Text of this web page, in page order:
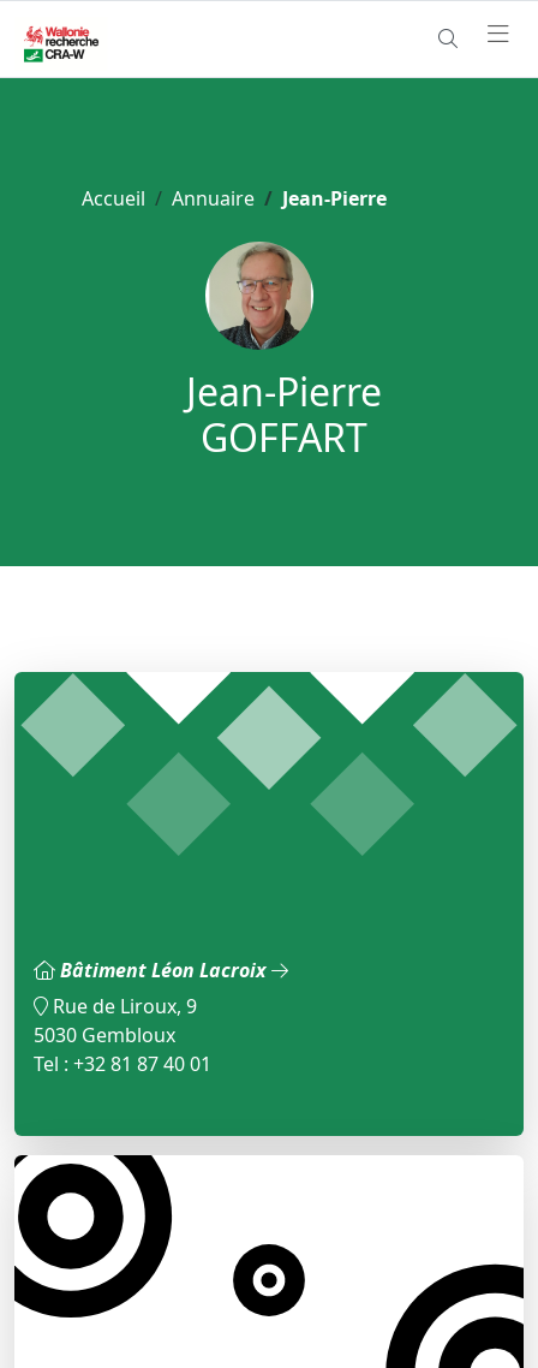
Accueil Annuaire Jean-Pierre
Jean-Pierre
GOFFART
Bâtiment Léon Lacroix
Rue de Liroux, 9
5030 Gembloux
Tel : +32 81 87 40 01